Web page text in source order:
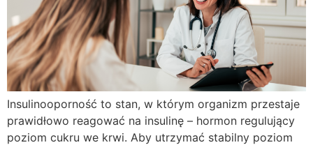
Insulinooporność to stan, w którym organizm przestaje
prawidłowo reagować na insulinę – hormon regulujący
poziom cukru we krwi. Aby utrzymać stabilny poziom